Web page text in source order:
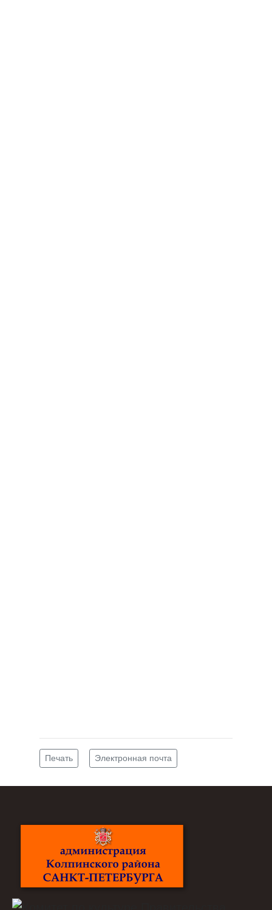
Печать Электронная почта